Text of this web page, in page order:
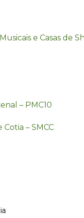
e Casas de
– PMC10
– SMCC